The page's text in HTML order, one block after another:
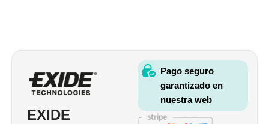
EXIDE
Pago seguro
garantizado en
nuestra web